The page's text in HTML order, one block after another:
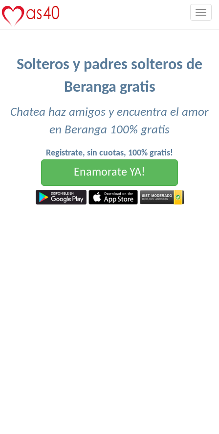
Solteros y padres solteros de
Beranga gratis
Chatea haz amigos y encuentra el amor
en Beranga 100% gratis
Registrate, sin cuotas, 100% gratis!
Enamorate YA!